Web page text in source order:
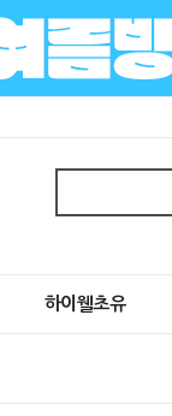
하이웰초유